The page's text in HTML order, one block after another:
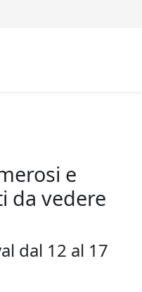
e
da vedere
dal 12 al 17